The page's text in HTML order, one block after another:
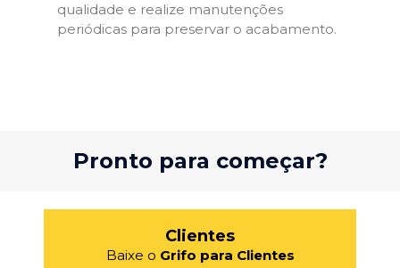
qualidade e realize manutenções
periódicas para preservar o acabamento.
Pronto para começar?
Clientes
Baixe o Grifo para Clientes